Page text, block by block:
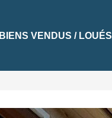
BIENS VENDUS / LOUÉS